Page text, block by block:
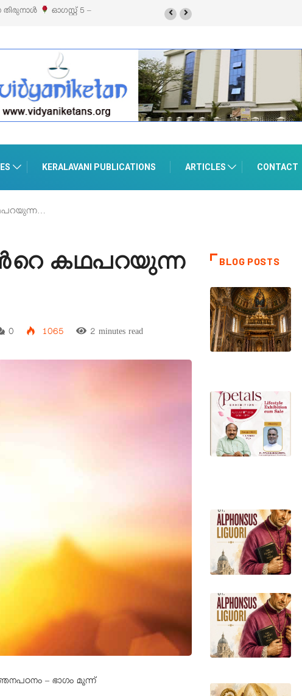
ഓഗസ്റ്റ് 8-ന് പെരുമാനൂരിൽ
KERALAVANI PUBLICATIONS ARTICLES CONTACT
കഥപറയുന്ന
0 1065 2 minutes read
– ഭാഗം മൂന്ന്
BLOG POSTS